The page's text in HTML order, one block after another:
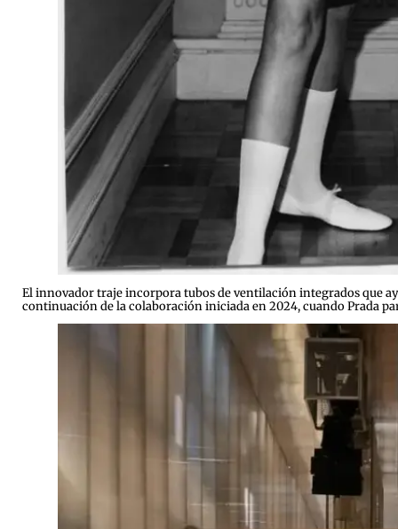
El innovador traje incorpora tubos de ventilación integrados que
continuación de la colaboración iniciada en 2024, cuando Prada